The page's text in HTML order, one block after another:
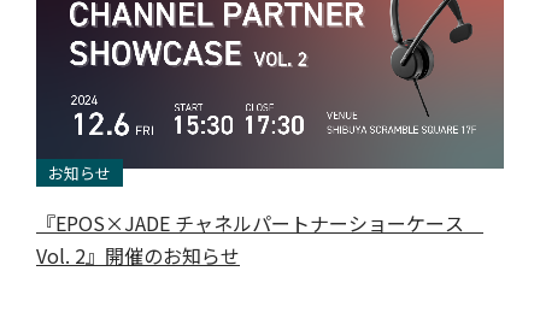
お知らせ
『EPOS×JADE チャネルパートナーショーケース
Vol. 2』開催のお知らせ